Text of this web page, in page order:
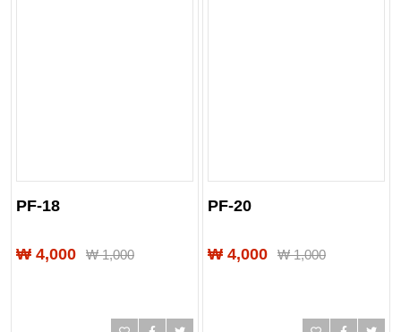
PF-18
₩ 4,000 ₩1,000
PF-20
₩ 4,000 ₩1,000